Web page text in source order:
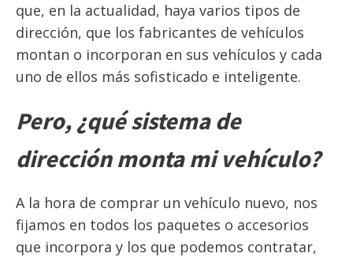
que, en la actualidad, haya varios tipos de
dirección, que los fabricantes de vehículos
montan o incorporan en sus vehículos y cada
uno de ellos más sofisticado e inteligente.
Pero, ¿qué sistema de
dirección monta mi vehículo?
A la hora de comprar un vehículo nuevo, nos
fijamos en todos los paquetes o accesorios
que incorpora y los que podemos contratar,